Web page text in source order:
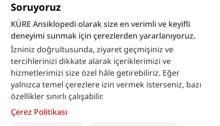
Soruyoruz
KÜRE Ansiklopedi olarak size en verimli ve keyifli
deneyimi sunmak için çerezlerden yararlanıyoruz.
İzniniz doğrultusunda, ziyaret geçmişiniz ve
tercihlerinizi dikkate alarak içeriklerimizi ve
hizmetlerimizi size özel hâle getirebiliriz. Eğer
yalnızca temel çerezlere izin vermek isterseniz, bazı
özellikler sınırlı çalışabilir.
Çerez Politikası
Tartışmaları Görüntüle